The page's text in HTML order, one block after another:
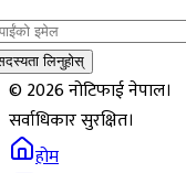
लिनुहोस्
©2026नोटिफाई नेपाल।
सर्वाधिकार सुरक्षित।
होम